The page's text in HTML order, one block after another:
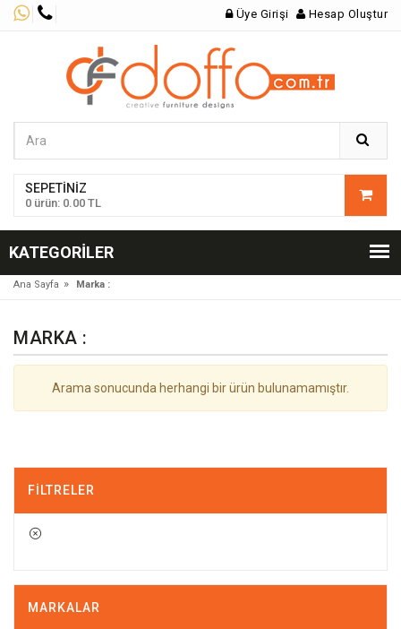
Üye Girişi Hesap Oluştur
SEPETINIZ
0 ürün: 0.00 TL
KATEGORILER
Ana Sayfa » Marka :
MARKA :
Arama sonucunda herhangi bir ürün bulunamamıştır.
FILTRELER
MARKALAR